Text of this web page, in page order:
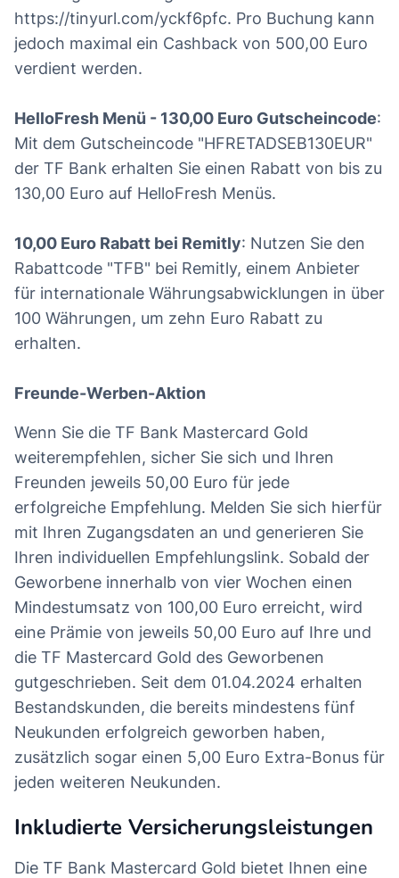
https://tinyurl.com/yckf6pfc. Pro Buchung kann
jedoch maximal ein Cashback von 500,00 Euro
verdient werden.
HelloFresh Menü - 130,00 Euro Gutscheincode:
Mit dem Gutscheincode "HFRETADSEB130EUR"
der TF Bank erhalten Sie einen Rabatt von bis zu
130,00 Euro auf HelloFresh Menüs.
10,00 Euro Rabatt bei Remitly: Nutzen Sie den
Rabattcode "TFB" bei Remitly, einem Anbieter
für internationale Währungsabwicklungen in über
100 Währungen, um zehn Euro Rabatt zu
erhalten.
Freunde-Werben-Aktion
Wenn Sie die TF Bank Mastercard Gold
weiterempfehlen, sicher Sie sich und Ihren
Freunden jeweils 50,00 Euro für jede
erfolgreiche Empfehlung. Melden Sie sich hierfür
mit Ihren Zugangsdaten an und generieren Sie
Ihren individuellen Empfehlungslink. Sobald der
Geworbene innerhalb von vier Wochen einen
Mindestumsatz von 100,00 Euro erreicht, wird
eine Prämie von jeweils 50,00 Euro auf Ihre und
die TF Mastercard Gold des Geworbenen
gutgeschrieben. Seit dem 01.04.2024 erhalten
Bestandskunden, die bereits mindestens fünf
Neukunden erfolgreich geworben haben,
zusätzlich sogar einen 5,00 Euro Extra-Bonus für
jeden weiteren Neukunden.
Inkludierte Versicherungsleistungen
Die TF Bank Mastercard Gold bietet Ihnen eine